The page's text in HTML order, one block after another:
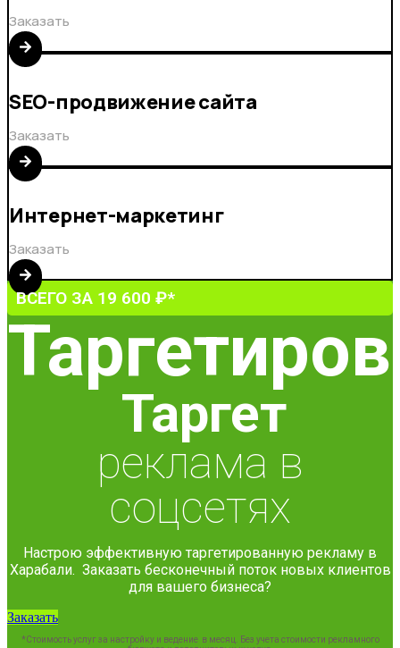
Заказать
SEO-продвижение сайта
Заказать
Интернет-маркетинг
Заказать
ВСЕГО ЗА 19 600 ₽*
Таргет
реклама в
соцсетях
Настрою эффективную таргетированную рекламу в
Харабали. Заказать бесконечный поток новых клиентов
для вашего бизнеса?
Заказать
*Стоимость услуг за настройку и ведение в месяц. Без учета стоимости рекламного